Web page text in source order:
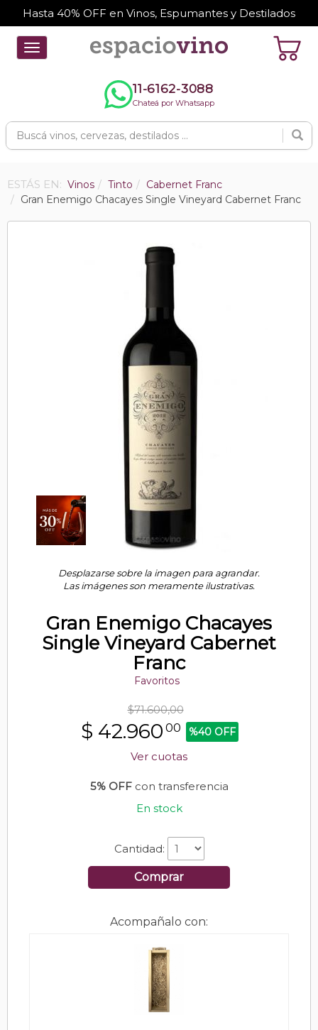
Hasta 40% OFF en Vinos, Espumantes y Destilados
Toggle
navigation
11-6162-3088
Chateá por Whatsapp
ESTÁS EN: Vinos Tinto
Cabernet Franc
Gran Enemigo Chacayes Single Vineyard Cabernet Franc
Desplazarse sobre la imagen para agrandar.
Las imágenes son meramente ilustrativas.
Gran Enemigo Chacayes
Single Vineyard Cabernet
Franc
Favoritos
$71.600,00
$ 42.960 00 %40 OFF
Ver cuotas
5% OFFcon transferencia
En stock
Cantidad:
Comprar
Acompañalo con: